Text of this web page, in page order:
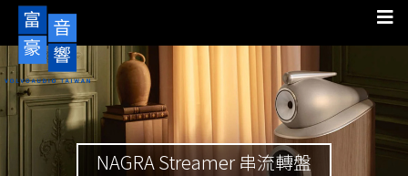
NAGRA Streamer 串流轉盤